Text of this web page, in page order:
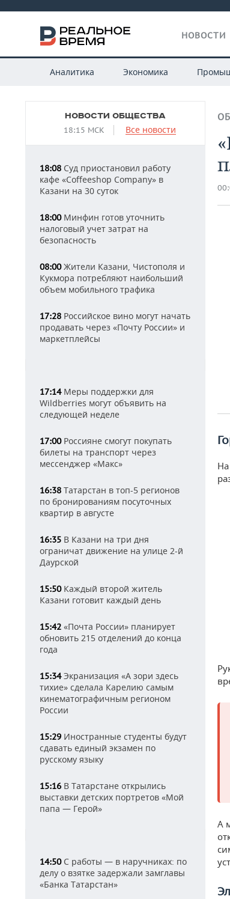
НОВОСТИ
Аналитика Экономика
НОВОСТИ ОБЩЕСТВА
18:15 МСК Все новости
18:08 Суд приостановил работу
кафе «Coffeeshop Company» в
Казани на 30 суток
18:00Минфин готов уточнить
налоговый учет затрат на
безопасность
08:00Жители Казани, Чистополя и
Кукмора потребляют наибольший
объем мобильного трафика
17:28 Российское вино могут начать
продавать через «Почту России» и
маркетплейсы
17:14Меры поддержки для
Wildberries могут объявить на
следующей неделе
17:00Россияне смогут покупать
билеты на транспорт через
мессенджер «Макс»
16:38 Татарстан в топ-5 регионов
по бронированиям посуточных
квартир в августе
16:35 В Казани на три дня
ограничат движение на улице 2-й
Даурской
15:50Каждый второй житель
Казани готовит каждый день
15:42 «Почта России» планирует
обновить 215 отделений до конца
года
15:34Экранизация «А зори здесь
тихие» сделала Карелию самым
кинематографичным регионом
России
15:29 Иностранные студенты будут
сдавать единый экзамен по
русскому языку
15:16 В Татарстане открылись
выставки детских портретов «Мой
папа — Герой»
14:50С работы — в наручниках: по
делу о взятке задержали замглавы
«Банка Татарстан»
А